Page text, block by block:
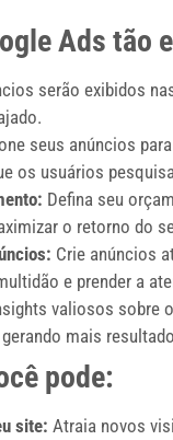
Ads tão
serão exibidos
seus anúncios
os usuários
Defina seu
o retorno do
Crie anúncios
e prender a
valiosos sobre
mais
pode:
site: Atraia novos